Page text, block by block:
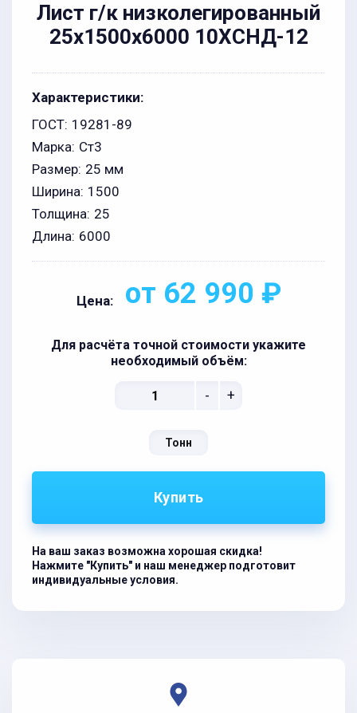
Лист г/к низколегированный
25x1500x6000 10ХСНД-12
Характеристики:
ГОСТ: 19281-89
Марка: Ст3
Размер: 25 мм
Ширина: 1500
Толщина: 25
Длина: 6000
Цена: от 62 990 ₽
Для расчёта точной стоимости укажите
необходимый объём:
- +
Тонн
Купить
На ваш заказ возможна хорошая скидка!
Нажмите "Купить" и наш менеджер подготовит
индивидуальные условия.